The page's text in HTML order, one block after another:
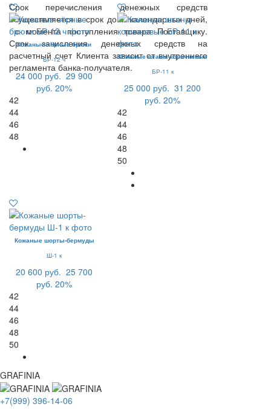
Срок перечисления денежных средств
осуществляется в срок до 7 календарных дней,
с момента поступления товара Поставщику.
Срок зачисления денежных средств на
расчетный счет Клиента зависит от внутреннего
регламента банка-получателя.
Кожаные чёрные брюки
БР-12 ч
24 000 руб. 29 900
руб. 20%
42
44
46
48
Кожаные штаны коричневые
БР-11 к
25 000 руб. 31 200
руб. 20%
42
44
46
48
50
Кожаные шорты-бермуды
Ш-1 к
20 600 руб. 25 700
руб. 20%
42
44
46
48
50
GRAFINIA
+7(999) 396-14-06